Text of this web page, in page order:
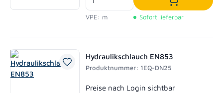
VPE: m
In den
Sofort lieferbar
Hydraulikschlauch EN853
Produktnummer: 1EQ-DN25
Regulärer Preis:
Preise nach Login sichtbar